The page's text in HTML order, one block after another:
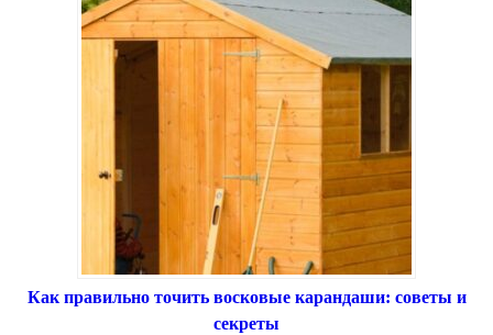
Как правильно точить восковые карандаши: советы и
секреты